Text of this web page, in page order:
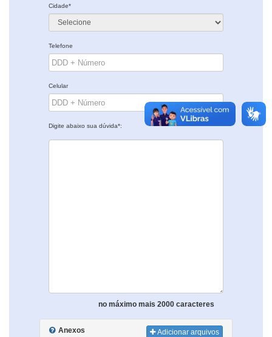
Cidade*
Telefone
Celular
Digite abaixo sua dúvida*:
no máximo mais 2000 caracteres
Anexos Adicionar arquivos